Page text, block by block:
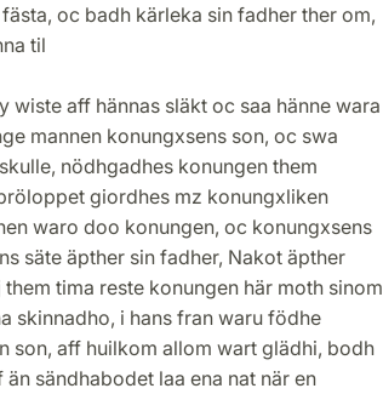
oc badh kärleka sin fadher ther om,
til
wiste aff hännas släkt oc saa hänne wara
mannen konungxsens son, oc swa
nödhgadhes konungen them
giordhes mz konungxliken
waro doo konungen, oc konungxsens
säte äpther sin fadher, Nakot äpther
tima reste konungen här moth sinom
skinnadho, i hans fran waru födhe
son, aff huilkom allom wart glädhi, bodh
sändhabodet laa ena nat när en